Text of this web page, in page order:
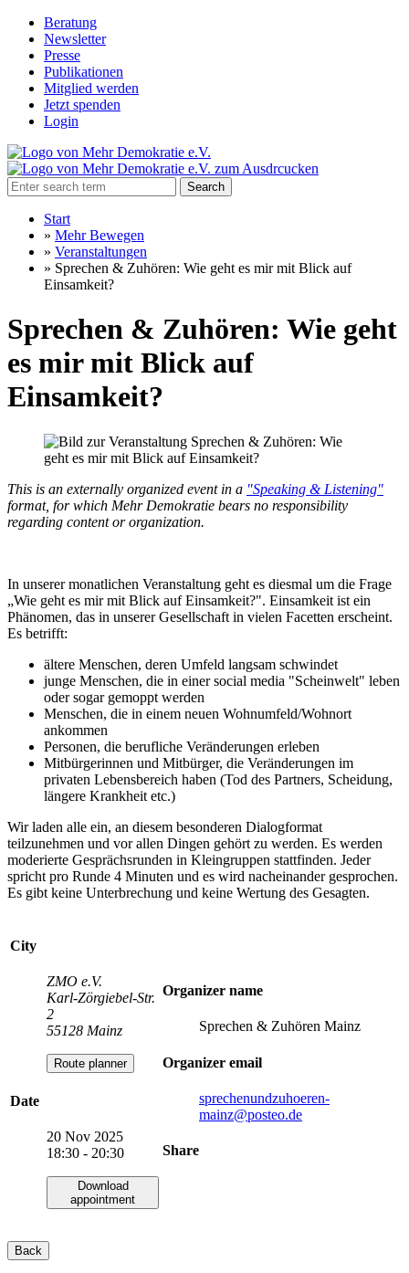
Beratung
Newsletter
Presse
Publikationen
Mitglied werden
Jetzt spenden
Login
Search
Start
» Mehr Bewegen
» Veranstaltungen
» Sprechen & Zuhören: Wie geht es mir mit Blick auf
Einsamkeit?
Sprechen & Zuhören: Wie geht
es mir mit Blick auf
Einsamkeit?
This is an externally organized event in a "Speaking & Listening"
format, for which Mehr Demokratie bears no responsibility
regarding content or organization.
In unserer monatlichen Veranstaltung geht es diesmal um die Frage
„Wie geht es mir mit Blick auf Einsamkeit?". Einsamkeit ist ein
Phänomen, das in unserer Gesellschaft in vielen Facetten erscheint.
Es betrifft:
ältere Menschen, deren Umfeld langsam schwindet
junge Menschen, die in einer social media "Scheinwelt" leben
oder sogar gemoppt werden
Menschen, die in einem neuen Wohnumfeld/Wohnort
ankommen
Personen, die berufliche Veränderungen erleben
Mitbürgerinnen und Mitbürger, die Veränderungen im
privaten Lebensbereich haben (Tod des Partners, Scheidung,
längere Krankheit etc.)
Wir laden alle ein, an diesem besonderen Dialogformat
teilzunehmen und vor allen Dingen gehört zu werden. Es werden
moderierte Gesprächsrunden in Kleingruppen stattfinden. Jeder
spricht pro Runde 4 Minuten und es wird nacheinander gesprochen.
Es gibt keine Unterbrechung und keine Wertung des Gesagten.
City
ZMO e.V.
Karl-Zörgiebel-Str.
2
55128 Mainz
Route planner
Date
20 Nov 2025
18:30 - 20:30
Download
appointment
Organizer name
Sprechen & Zuhören Mainz
Organizer email
sprechenundzuhoeren-
mainz@posteo.de
Share
Back